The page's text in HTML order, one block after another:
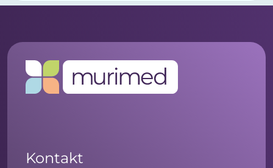
Kontakt